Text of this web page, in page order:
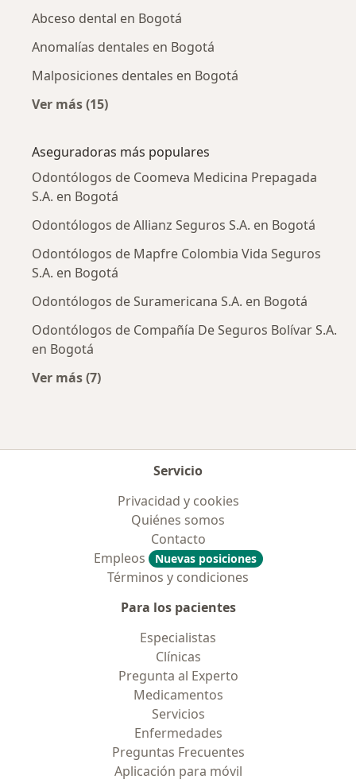
Abceso dental en Bogotá
Anomalías dentales en Bogotá
Malposiciones dentales en Bogotá
Ver más (15)
Aseguradoras más populares
Odontólogos de Coomeva Medicina Prepagada
S.A. en Bogotá
Odontólogos de Allianz Seguros S.A. en Bogotá
Odontólogos de Mapfre Colombia Vida Seguros
S.A. en Bogotá
Odontólogos de Suramericana S.A. en Bogotá
Odontólogos de Compañía De Seguros Bolívar S.A.
en Bogotá
Ver más (7)
Servicio
Privacidad y cookies
Quiénes somos
Contacto
Empleos
Nuevas posiciones
Términos y condiciones
Para los pacientes
Especialistas
Clínicas
Pregunta al Experto
Medicamentos
Servicios
Enfermedades
Preguntas Frecuentes
Aplicación para móvil